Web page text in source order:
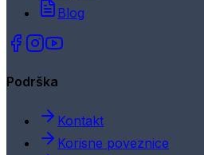
Blog
Podrška
Kontakt
Korisne poveznice